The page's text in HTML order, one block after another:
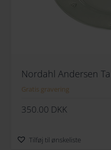
Nordahl Andersen
Gratis gravering
350.00 DKK
Tilføj til ønskeliste